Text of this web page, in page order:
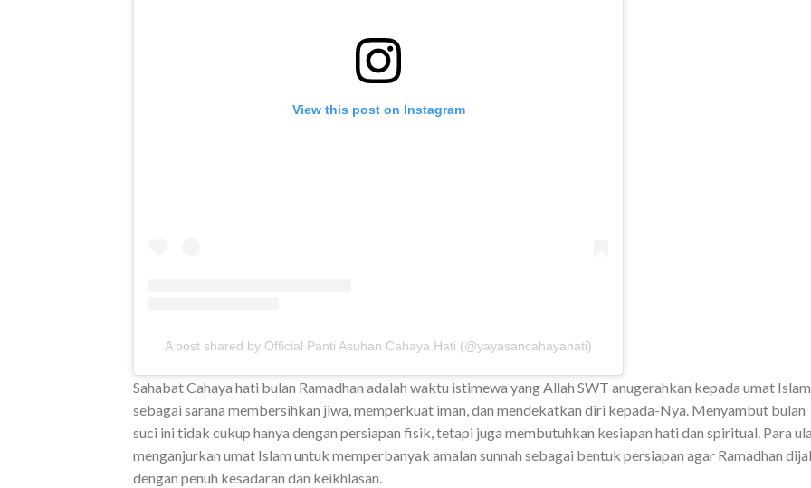
View this post on Instagram
A post shared by Official Panti Asuhan Cahaya Hati (@yayasancahayahati)
Sahabat Cahaya hati bulan Ramadhan adalah waktu istimewa yang Allah SWT anugerahkan kepada umat Islam
sebagai sarana membersihkan jiwa, memperkuat iman, dan mendekatkan diri kepada-Nya. Menyambut bulan
suci ini tidak cukup hanya dengan persiapan fisik, tetapi juga membutuhkan kesiapan hati dan spiritual. Para
menganjurkan umat Islam untuk memperbanyak amalan sunnah sebagai bentuk persiapan agar Ramadhan
dengan penuh kesadaran dan keikhlasan.